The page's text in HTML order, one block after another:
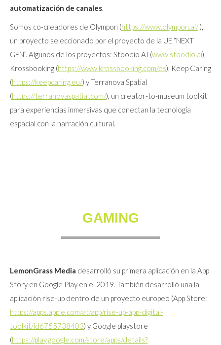
automatización de canales.
Somos co-creadores de Olympon (https://www.olympon.ai/),
un proyecto seleccionado por el proyecto de la UE “NEXT
GEN”. Algunos de los proyectos: Stoodio AI (www.stoodio.ai),
Krossbooking (https://www.krossbooking.com/es), Keep Caring
(https://keepcaring.eu/) y Terranova Spatial
(https://terranovaspatial.com/), un creator-to-museum toolkit
para experiencias inmersivas que conectan la tecnología
espacial con la narración cultural.
GAMING
LemonGrass Media desarrolló su primera aplicación en la App
Story en Google Play en el 2019. También desarrolló una la
aplicación rise-up dentro de un proyecto europeo (App Store:
https://apps.apple.com/at/app/rise-up-app-digital-
toolkit/id6755738403) y Google playstore
(https://play.google.com/store/apps/details?